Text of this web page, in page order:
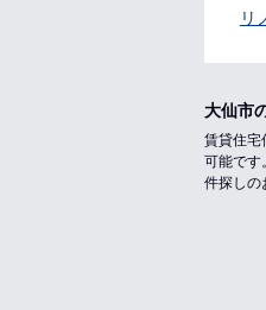
リ
大仙市
賃貸住宅
可能です
件探しの